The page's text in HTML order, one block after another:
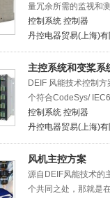
量冗余所需的监视和
控制系统 控制器
丹控电器贸易(上海)有
主控系统和变桨系
DEIF 风能技术控制
个符合CodeSys/
控制系统 控制器
丹控电器贸易(上海)有
风机主控方案
源自DEIF风能技术的
个共同之处，那就是